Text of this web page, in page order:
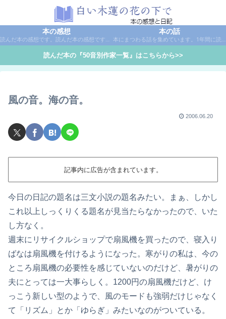
本の感想
読んだ本の感想です。読んだ本の感想です。本は作家名で50音別に分類しています。
本の話
本にまつわる話を集めています。1年間に読んだ本の総括や、本に関する話題など。
読んだ本の『50音別作家一覧』はこちらから>>
風の音。海の音。
2006.06.20
記事内に広告が含まれています。
今日の日記の題名は三文小説の題名みたい。まぁ、しかし
これ以上しっくりくる題名が見当たらなかったので、いた
し方なく。
週末にリサイクルショップで扇風機を買ったので、寝入り
ばなは扇風機を付けるようになった。寒がりの私は、今の
ところ扇風機の必要性を感じていないのだけど、暑がりの
夫にとっては一大事らしく。1200円の扇風機だけど、け
っこう新しい型のようで、風のモードも強弱だけじゃなく
て「リズム」とか「ゆらぎ」みたいなのがついている。